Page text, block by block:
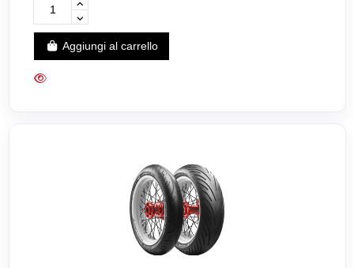
Aggiungi al carrello